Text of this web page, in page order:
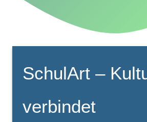
SchulArt –
verbindet